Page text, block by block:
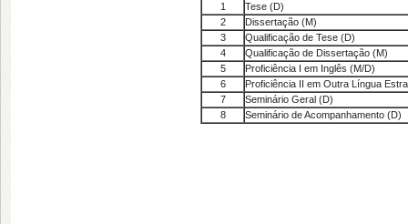
1
Tese (D)
2
Dissertação (M)
3
Qualificação de Tese (D)
4
Qualificação de Dissertação (M)
5
Proficiência I em Inglês (M/D)
6
Proficiência II em Outra Língua
7
Seminário Geral (D)
8
Seminário de Acompanhamento (D)